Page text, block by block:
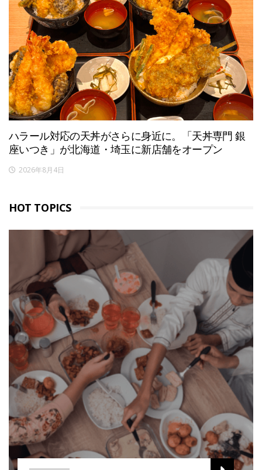
ハラール対応の天丼がさらに身近に。「天丼専門 銀
座いつき」が北海道・埼玉に新店舗をオープン
2026年8月4日
HOT TOPICS